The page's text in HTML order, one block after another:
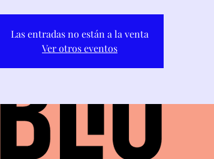
Las entradas no están a la venta
Ver otros eventos